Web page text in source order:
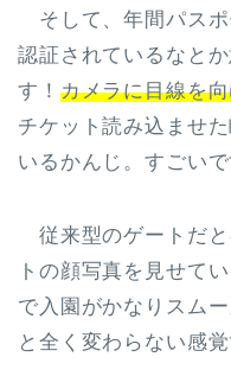
そして、年間パスポ
認証されているなと
す！ カメラに目線を
チケット読み込ませ
いるかんじ。すごいで
従来型のゲートだと
トの顔写真を見せて
で入園がかなりスム
と全く変わらない感